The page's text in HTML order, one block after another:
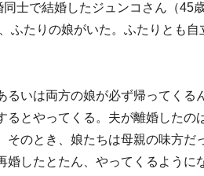
士で結婚したジュンコさん（45
ふたりの娘がいた。ふたりとも
るいは両方の娘が必ず帰ってく
るとやってくる。夫が離婚したの
そのとき、娘たちは母親の味方だ
婚したとたん、やってくるように